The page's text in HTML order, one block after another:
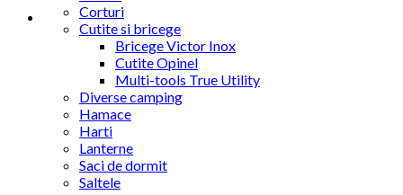
Corturi
Cutite si bricege
Bricege Victor Inox
Cutite Opinel
Multi-tools True Utility
Diverse camping
Hamace
Harti
Lanterne
Saci de dormit
Saltele